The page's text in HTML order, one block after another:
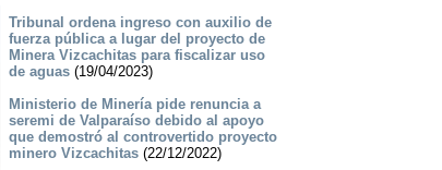
Tribunal ordena ingreso con auxilio de
fuerza pública a lugar del proyecto de
Minera Vizcachitas para fiscalizar uso
de aguas(19/04/2023)
Ministerio de Minería pide renuncia a
seremi de Valparaíso debido al apoyo
que demostró al controvertido proyecto
minero Vizcachitas(22/12/2022)